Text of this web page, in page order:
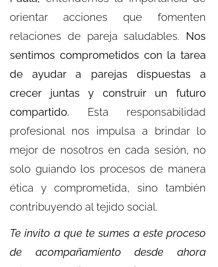
orientar acciones que fomenten
relaciones de pareja saludables. Nos
sentimos comprometidos con la tarea
de ayudar a parejas dispuestas a
crecer juntas y construir un futuro
compartido. Esta responsabilidad
profesional nos impulsa a brindar lo
mejor de nosotros en cada sesión, no
solo guiando los procesos de manera
ética y comprometida, sino también
contribuyendo al tejido social.
Te invito a que te sumes a este proceso
de acompañamiento desde ahora